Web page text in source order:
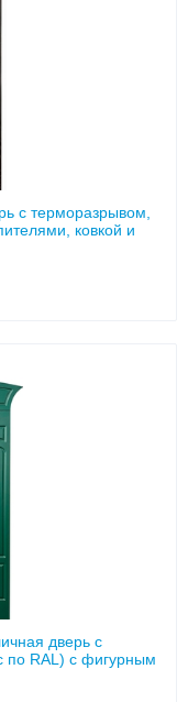
с терморазрывом,
ковкой и
дверь с
по RAL) с фигурным